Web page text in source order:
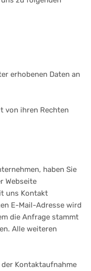
erhobenen Daten an
von ihren Rechten
haben Sie
Webseite
uns Kontakt
E-Mail-Adresse wird
die Anfrage stammt
Alle weiteren
Kontaktaufnahme